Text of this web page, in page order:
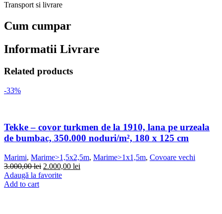
Transport si livrare
Cum cumpar
Informatii Livrare
Related products
-33%
Tekke – covor turkmen de la 1910, lana pe urzeala
de bumbac, 350.000 noduri/m², 180 x 125 cm
Marimi, Marime>1,5x2,5m, Marime>1x1,5m, Covoare vechi
3.000,00lei 2.000,00 lei
Adaugă la favorite
Add to cart